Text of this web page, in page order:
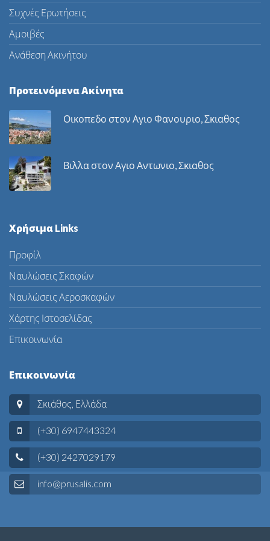
Συχνές Ερωτήσεις
Αμοιβές
Ανάθεση Ακινήτου
Προτεινόμενα Ακίνητα
Οικοπεδο στον Αγιο Φανουριο, Σκιαθος
Βιλλα στον Αγιο Αντωνιο, Σκιαθος
Χρήσιμα Links
Προφίλ
Ναυλώσεις Σκαφών
Ναυλώσεις Αεροσκαφών
Χάρτης Ιστοσελίδας
Επικοινωνία
Επικοινωνία
Σκιάθος, Ελλάδα
(+30) 6947443324
(+30) 2427029179
info@prusalis.com